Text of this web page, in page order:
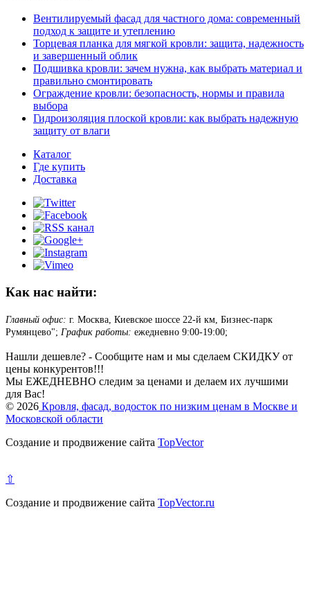
Вентилируемый фасад для частного дома: современный
подход к защите и утеплению
Торцевая планка для мягкой кровли: защита, надежность
и завершенный облик
Подшивка кровли: зачем нужна, как выбрать материал и
правильно смонтировать
Ограждение кровли: безопасность, нормы и правила
выбора
Гидроизоляция плоской кровли: как выбрать надежную
защиту от влаги
Каталог
Где купить
Доставка
Как нас найти:
Главный офис: г. Москва, Киевское шоссе 22-й км, Бизнес-парк
Румянцево"; График работы: ежедневно 9:00-19:00;
Нашли дешевле? - Сообщите нам и мы сделаем СКИДКУ от
цены конкурентов!!!
Мы ЕЖЕДНЕВНО следим за ценами и делаем их лучшими
для Вас!
© 2026 Кровля, фасад, водосток по низким ценам в Москве и
Московской области
Создание и продвижение сайта TopVector
⇧
Создание и продвижение сайта TopVector.ru